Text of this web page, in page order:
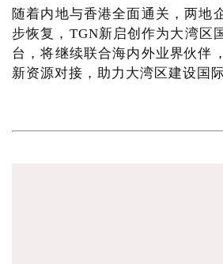
随着内地与香港全面通关，两地
步恢复，TGN新启创作为大湾区
台，将继续联合海内外业界伙伴
新资源对接，助力大湾区建设国